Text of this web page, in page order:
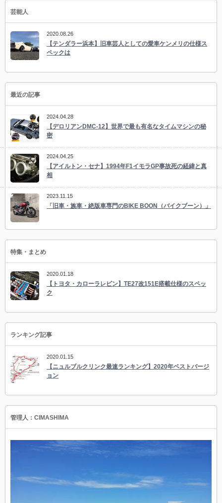
芸能人
2020.08.26
【テンダラー浜本】旧車芸人としての愛車ケンメリの仕様ス
ペックは
最近の記事
2024.04.28
【デロリアンDMC-12】世界で最も有名なタイムマシンの秘
密
2024.04.25
【アイルトン・セナ】1994年F1イモラGP事故死の経緯と真
相
2023.11.15
「旧車・族車・絶版車専門のBIKE BOON（バイクブーン）」
特集・まとめ
2020.01.18
【トヨタ・カローラレビン】TE27改151E搭載仕様のスペッ
ク
ランキング記事
2020.01.15
【ニュルブルクリンク最速ランキング】2020年ベストバージ
ョン
管理人：CIMASHIMA